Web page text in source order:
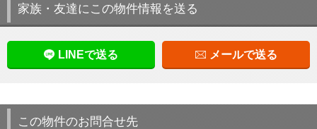
家族・友達にこの物件情報を送る
LINEで送る メールで送る
この物件のお問合せ先